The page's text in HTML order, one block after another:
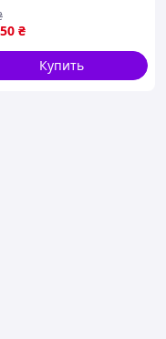
для сервірування
₴
Купить